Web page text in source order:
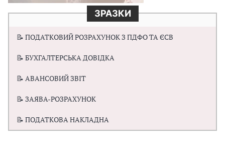
ЗРАЗКИ
📝 ПОДАТКОВИЙ РОЗРАХУНОК З ПДФО ТА ЄСВ
📝 БУХГАЛТЕРСЬКА ДОВІДКА
📝 АВАНСОВИЙ ЗВІТ
📝 ЗАЯВА-РОЗРАХУНОК
📝 ПОДАТКОВА НАКЛАДНА